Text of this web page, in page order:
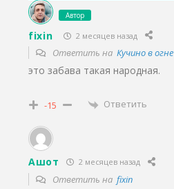
Автор
fixin 2 месяцев назад
Ответить на Кучино в огне
это забава такая народная.
-15 Ответить
Ашот 2 месяцев назад
Ответить на fixin